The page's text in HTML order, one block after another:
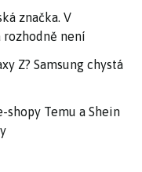
značka. V
není
Z? Samsung chystá
shopy Temu a Shein